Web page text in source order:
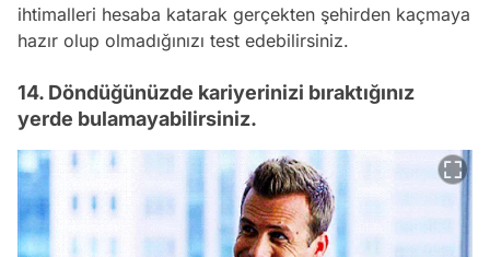
ihtimalleri hesaba katarak gerçekten şehirden kaçmaya
hazır olup olmadığınızı test edebilirsiniz.
14. Döndüğünüzde kariyerinizi bıraktığınız
yerde bulamayabilirsiniz.